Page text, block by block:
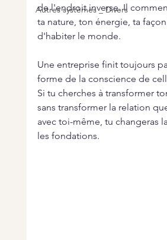
Autres systèmes _ Divers
de l'endroit inverse. Il
ta nature, ton énergie, ta
d'habiter le monde.
Une entreprise finit toujours
forme de la conscience de
Si tu cherches à transformer
sans transformer la relation
avec toi-même, tu changeras
les fondations.